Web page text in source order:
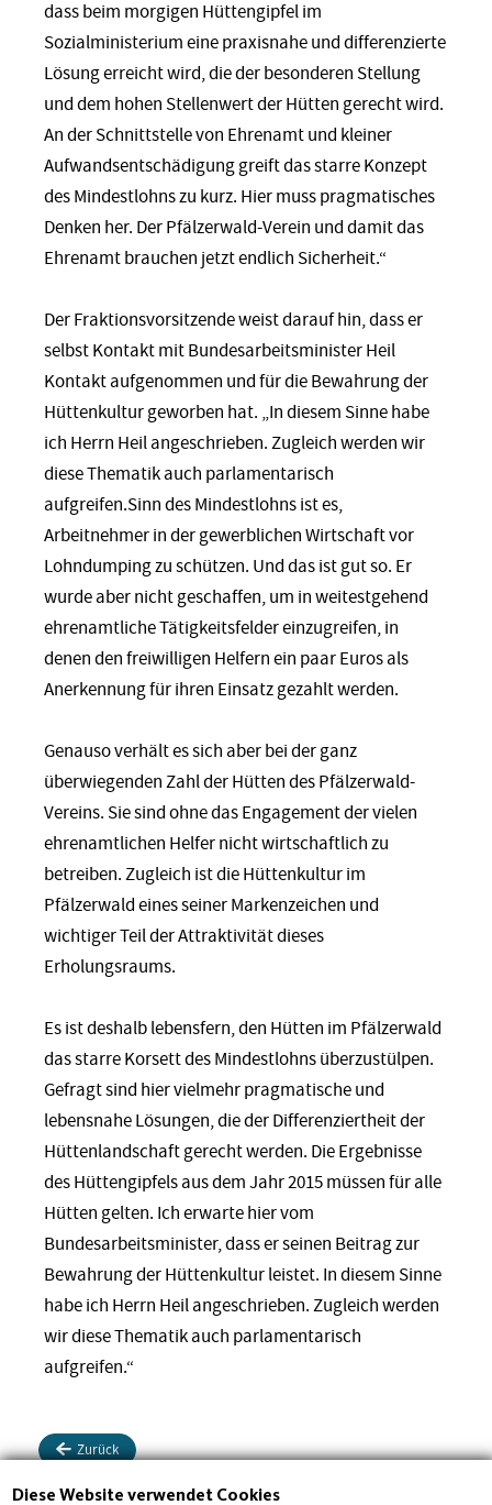
dass beim morgigen Hüttengipfel im
Sozialministerium eine praxisnahe und differenzierte
Lösung erreicht wird, die der besonderen Stellung
und dem hohen Stellenwert der Hütten gerecht wird.
An der Schnittstelle von Ehrenamt und kleiner
Aufwandsentschädigung greift das starre Konzept
des Mindestlohns zu kurz. Hier muss pragmatisches
Denken her. Der Pfälzerwald-Verein und damit das
Ehrenamt brauchen jetzt endlich Sicherheit.“
Der Fraktionsvorsitzende weist darauf hin, dass er
selbst Kontakt mit Bundesarbeitsminister Heil
Kontakt aufgenommen und für die Bewahrung der
Hüttenkultur geworben hat. „In diesem Sinne habe
ich Herrn Heil angeschrieben. Zugleich werden wir
diese Thematik auch parlamentarisch
aufgreifen.Sinn des Mindestlohns ist es,
Arbeitnehmer in der gewerblichen Wirtschaft vor
Lohndumping zu schützen. Und das ist gut so. Er
wurde aber nicht geschaffen, um in weitestgehend
ehrenamtliche Tätigkeitsfelder einzugreifen, in
denen den freiwilligen Helfern ein paar Euros als
Anerkennung für ihren Einsatz gezahlt werden.
Genauso verhält es sich aber bei der ganz
überwiegenden Zahl der Hütten des Pfälzerwald-
Vereins. Sie sind ohne das Engagement der vielen
ehrenamtlichen Helfer nicht wirtschaftlich zu
betreiben. Zugleich ist die Hüttenkultur im
Pfälzerwald eines seiner Markenzeichen und
wichtiger Teil der Attraktivität dieses
Erholungsraums.
Es ist deshalb lebensfern, den Hütten im Pfälzerwald
das starre Korsett des Mindestlohns überzustülpen.
Gefragt sind hier vielmehr pragmatische und
lebensnahe Lösungen, die der Differenziertheit der
Hüttenlandschaft gerecht werden. Die Ergebnisse
des Hüttengipfels aus dem Jahr 2015 müssen für alle
Hütten gelten. Ich erwarte hier vom
Bundesarbeitsminister, dass er seinen Beitrag zur
Bewahrung der Hüttenkultur leistet. In diesem Sinne
habe ich Herrn Heil angeschrieben. Zugleich werden
wir diese Thematik auch parlamentarisch
aufgreifen.“
Zurück
Teilen Teilen Drucken
Diese Website verwendet Cookies